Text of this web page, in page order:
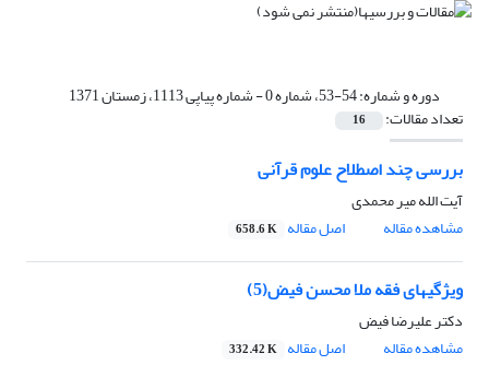
دوره و شماره:54-53، شماره 0 - شماره پیاپی 1113، زمستان 1371
تعداد مقالات: 16
بررسی چند اصطلاح علوم قرآنی
آیت الله میر محمدی
مشاهده مقاله
اصل مقاله 658.6 K
ویژگیهای فقه ملا محسن فیض(5)
دکتر علیرضا فیض
مشاهده مقاله
اصل مقاله 332.42 K